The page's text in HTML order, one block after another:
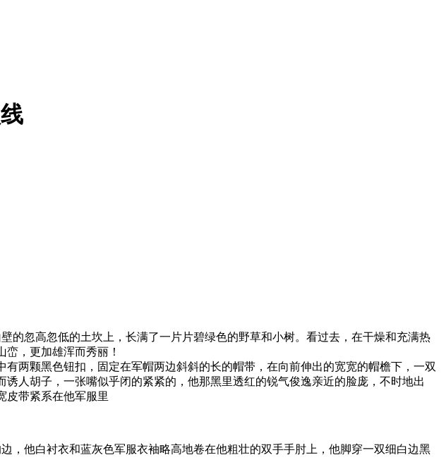
的忽高忽低的土坎上，长满了一片片碧绿色的野草和小树。看过去，在干燥和充满热
，更加雄浑而秀丽！
两颗黑色钮扣，固定在军帽两边斜斜的长的帽带，在向前伸出的宽宽的帽檐下，一双
人胡子，一张嘴似乎闭的紧紧的，他那黑里透红的锐气俊逸亲近的脸庞，不时地出
皮带紧系在他军服里
他白衬衣和蓝灰色军服衣袖略高地卷在他粗壮的双手手肘上，他脚穿一双细白边黑